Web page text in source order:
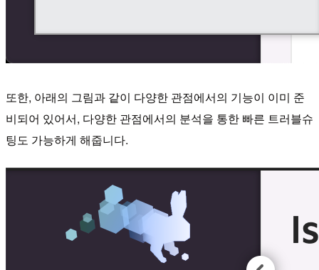
또한, 아래의 그림과 같이 다양한 관점에서의 기능이 이미 준
비되어 있어서, 다양한 관점에서의 분석을 통한 빠른 트러블슈
팅도 가능하게 해줍니다.